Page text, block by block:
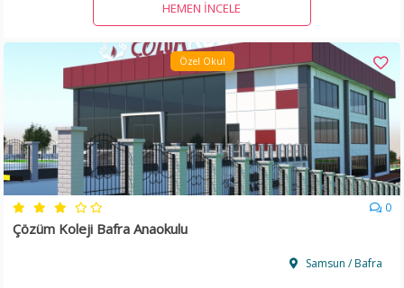
HEMEN İNCELE
Özel Okul
0
Çözüm Koleji Bafra Anaokulu
Samsun / Bafra